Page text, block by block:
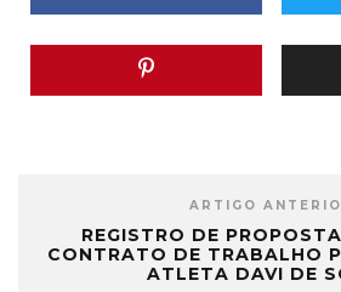
ARTIGO
REGISTRO DE
CONTRATO DE TRABALHO
ATLETA DAVI DE